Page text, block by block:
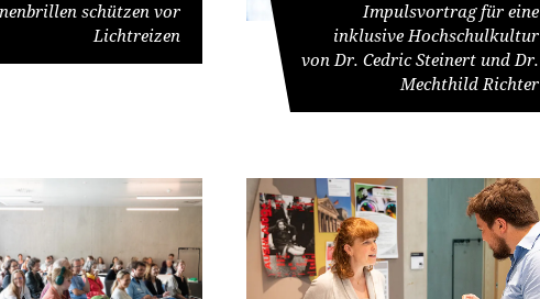
schützen vor
Lichtreizen
Impulsvortrag für eine
inklusive Hochschulkultur
von Dr. Cedric Steinert und Dr.
Mechthild Richter